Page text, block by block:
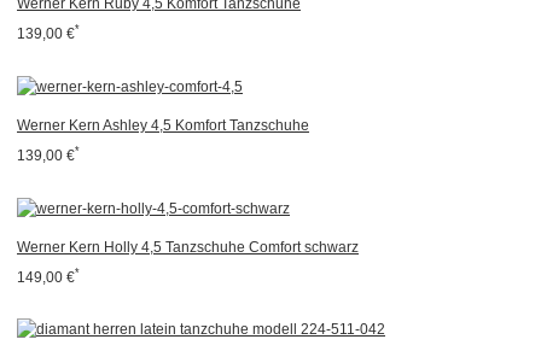
Werner Kern Ruby 4,5 Komfort Tanzschuhe
139,00 €*
Werner Kern Ashley 4,5 Komfort Tanzschuhe
139,00 €*
Werner Kern Holly 4,5 Tanzschuhe Comfort schwarz
149,00 €*